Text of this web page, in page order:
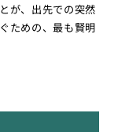
が、出先での突然
ための、最も賢明